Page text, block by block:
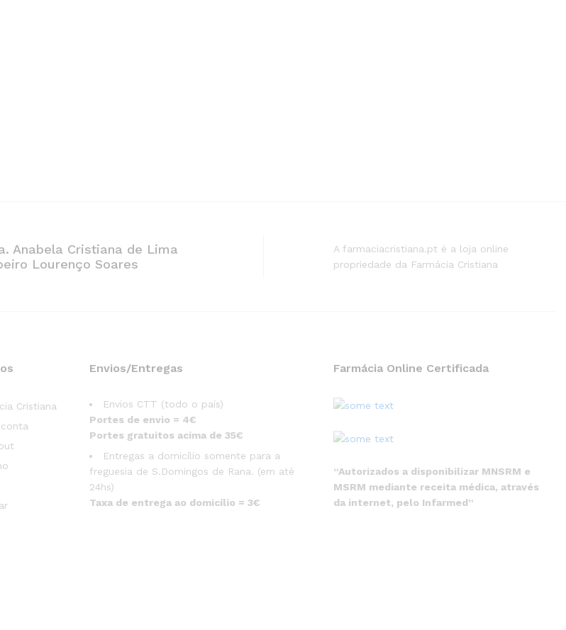
Anabela Cristiana de Lima
Lourenço Soares
A farmaciacristiana.pt é a loja online
propriedade da Farmácia Cristiana
Cristiana
conta
Envios/Entregas
Envios CTT (todo o país)
Portes de envio = 4€
Portes gratuitos acima de 35€
Entregas a domicílio somente para a
freguesia de S.Domingos de Rana. (em até
24hs)
Taxa de entrega ao domicílio = 3€
Farmácia Online Certificada
“Autorizados a disponibilizar MNSRM e
MSRM mediante receita médica, através
da internet, pelo Infarmed”